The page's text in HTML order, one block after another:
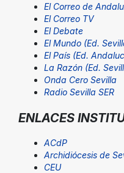
El Correo de
El Correo TV
El Debate
El Mundo (Ed.
El País (Ed.
La Razón (Ed.
Onda Cero Sevilla
Radio Sevilla SER
ENLACES
ACdP
Archidiócesis de
CEU